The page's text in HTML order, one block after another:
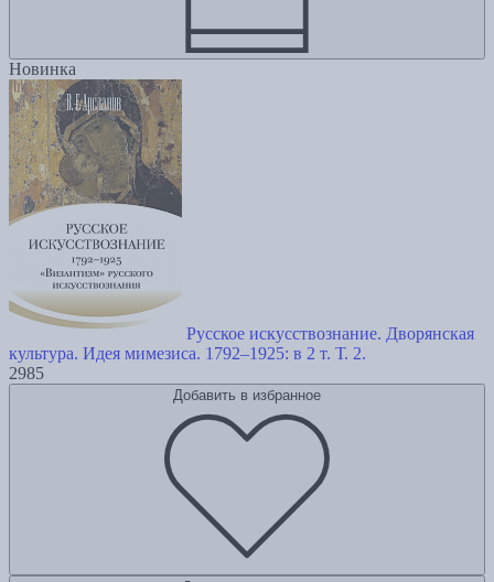
Новинка
Русское искусствознание. Дворянская
культура. Идея мимезиса. 1792–1925: в 2 т. Т. 2.
2985
Добавить в избранное